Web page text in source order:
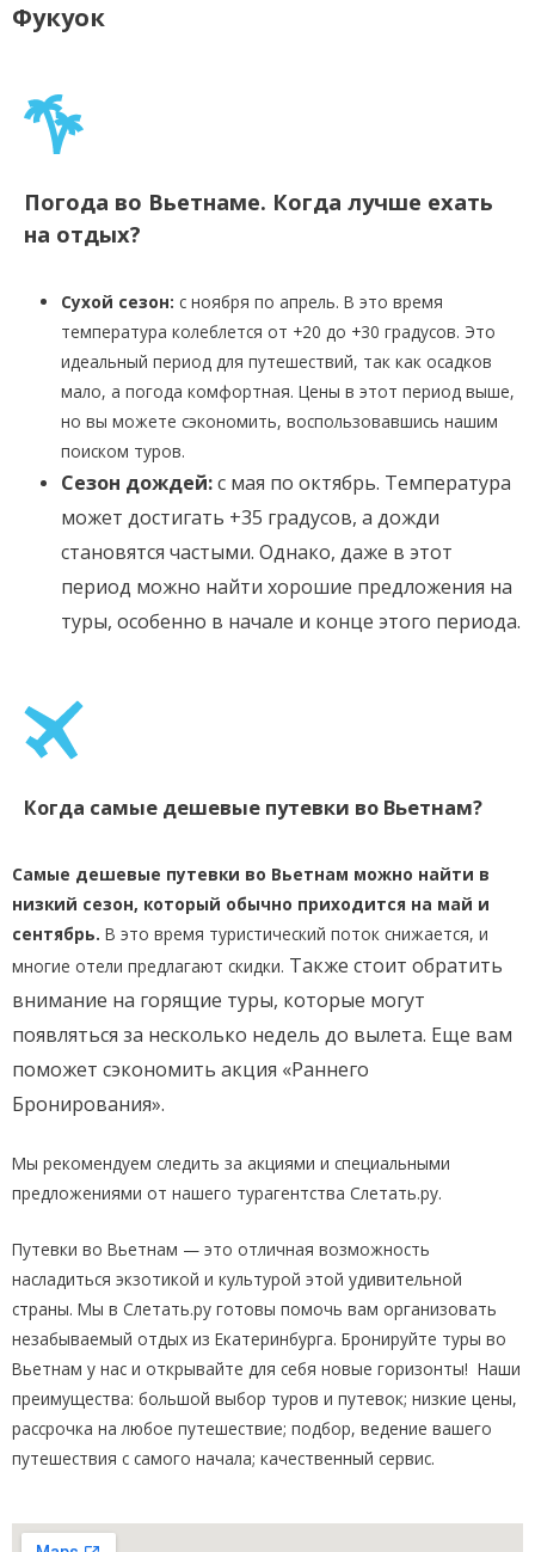
Фукуок
Погода во Вьетнаме. Когда лучше ехать
на отдых?
Сухой сезон: с ноября по апрель. В это время
температура колеблется от +20 до +30 градусов. Это
идеальный период для путешествий, так как осадков
мало, а погода комфортная. Цены в этот период выше,
но вы можете сэкономить, воспользовавшись нашим
поиском туров.
Сезон дождей:с мая по октябрь. Температура
может достигать +35 градусов, а дожди
становятся частыми. Однако, даже в этот
период можно найти хорошие предложения на
туры, особенно в начале и конце этого периода.
Когда самые дешевые путевки во Вьетнам?
Самые дешевые путевки во Вьетнам можно найти в
низкий сезон, который обычно приходится на май и
сентябрь. В это время туристический поток снижается, и
многие отели предлагают скидки. Также стоит обратить
внимание на горящие туры, которые могут
появляться за несколько недель до вылета. Еще вам
поможет сэкономить акция «Раннего
Бронирования».
Мы рекомендуем следить за акциями и специальными
предложениями от нашего турагентства Слетать.ру.
Путевки во Вьетнам — это отличная возможность
насладиться экзотикой и культурой этой удивительной
страны. Мы в Слетать.ру готовы помочь вам организовать
незабываемый отдых из Екатеринбурга. Бронируйте туры во
Вьетнам у нас и открывайте для себя новые горизонты! Наши
преимущества: большой выбор туров и путевок; низкие цены,
рассрочка на любое путешествие; подбор, ведение вашего
путешествия с самого начала; качественный сервис.